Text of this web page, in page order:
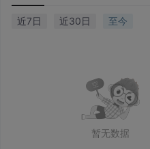
近7日 近30日 至今
暂无数据